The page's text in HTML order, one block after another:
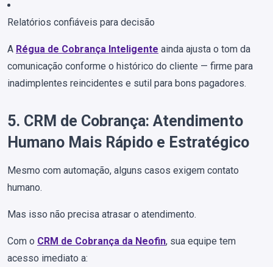
Relatórios confiáveis para decisão
A Régua de Cobrança Inteligente ainda ajusta o tom da
comunicação conforme o histórico do cliente — firme para
inadimplentes reincidentes e sutil para bons pagadores.
5. CRM de Cobrança: Atendimento
Humano Mais Rápido e Estratégico
Mesmo com automação, alguns casos exigem contato
humano.
Mas isso não precisa atrasar o atendimento.
Com o CRM de Cobrança da Neofin, sua equipe tem
acesso imediato a: